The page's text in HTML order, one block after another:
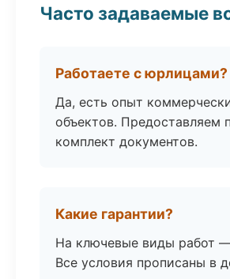
Часто задаваемые
Работаете с юрлицами?
Да, есть опыт
объектов. Предоставляем
комплект документов.
Какие гарантии?
На ключевые виды работ
Все условия прописаны в